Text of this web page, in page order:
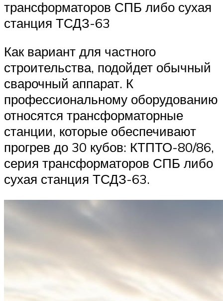
трансформаторов СПБ либо сухая
станция ТСДЗ-63
Как вариант для частного
строительства, подойдет обычный
сварочный аппарат. К
профессиональному оборудованию
относятся трансформаторные
станции, которые обеспечивают
прогрев до 30 кубов: КТПТО-80/86,
серия трансформаторов СПБ либо
сухая станция ТСДЗ-63.